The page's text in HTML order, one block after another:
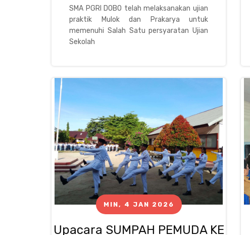
SMA PGRI DOBO telah melaksanakan ujian
praktik Mulok dan Prakarya untuk
memenuhi Salah Satu persyaratan Ujian
Sekolah
MIN, 4 JAN 2026
Upacara SUMPAH PEMUDA KE